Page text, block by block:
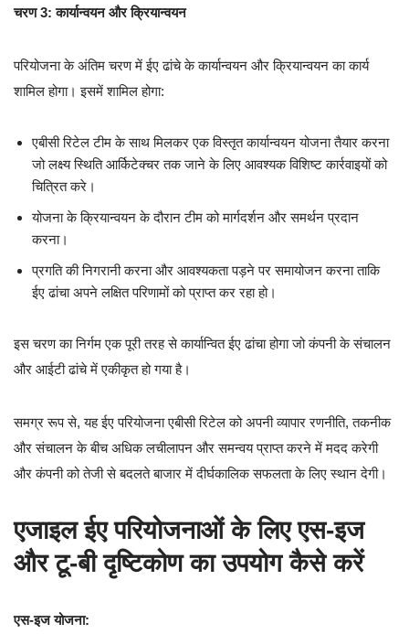
चरण 3: कार्यान्वयन और क्रियान्वयन
परियोजना के अंतिम चरण में ईए ढांचे के कार्यान्वयन और क्रियान्वयन का कार्य
शामिल होगा। इसमें शामिल होगा:
एबीसी रिटेल टीम के साथ मिलकर एक विस्तृत कार्यान्वयन योजना तैयार करना
जो लक्ष्य स्थिति आर्किटेक्चर तक जाने के लिए आवश्यक विशिष्ट कार्रवाइयों को
चित्रित करे।
योजना के क्रियान्वयन के दौरान टीम को मार्गदर्शन और समर्थन प्रदान
करना।
प्रगति की निगरानी करना और आवश्यकता पड़ने पर समायोजन करना ताकि
ईए ढांचा अपने लक्षित परिणामों को प्राप्त कर रहा हो।
इस चरण का निर्गम एक पूरी तरह से कार्यान्वित ईए ढांचा होगा जो कंपनी के संचालन
और आईटी ढांचे में एकीकृत हो गया है।
समग्र रूप से, यह ईए परियोजना एबीसी रिटेल को अपनी व्यापार रणनीति, तकनीक
और संचालन के बीच अधिक लचीलापन और समन्वय प्राप्त करने में मदद करेगी
और कंपनी को तेजी से बदलते बाजार में दीर्घकालिक सफलता के लिए स्थान देगी।
एजाइल ईए परियोजनाओं के लिए एस-इज
और टू-बी दृष्टिकोण का उपयोग कैसे करें
एस-इज योजना: